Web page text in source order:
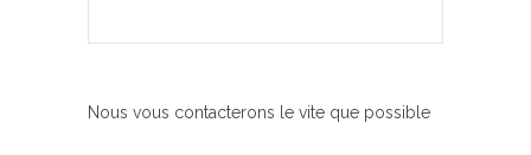
Nous vous contacterons le vite que possible